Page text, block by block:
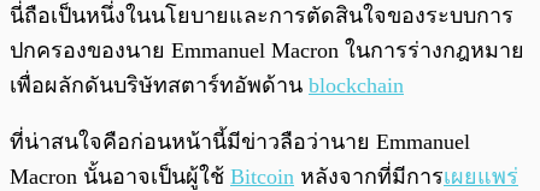
นี่ถือเป็นหนึ่งในนโยบายและการตัดสินใจของระบบการ
ปกครองของนาย Emmanuel Macron ในการร่างกฎหมาย
เพื่อผลักดันบริษัทสตาร์ทอัพด้าน blockchain
ที่น่าสนใจคือก่อนหน้านี้มีข่าวลือว่านาย Emmanuel
Macron นั้นอาจเป็นผู้ใช้ Bitcoin หลังจากที่มีการเผยแพร่